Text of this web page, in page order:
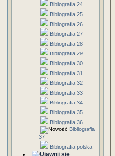
Bibliografia 24
Bibliografia 25
Bibliografia 26
Bibliografia 27
Bibliografia 28
Bibliografia 29
Bibliografia 30
Bibliografia 31
Bibliografia 32
Bibliografia 33
Bibliografia 34
Bibliografia 35
Bibliografia 36
Bibliografia
37
Bibliografia polska